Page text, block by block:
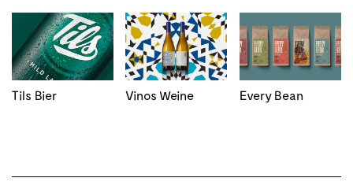
Tils Bier Vinos Weine Every Bean